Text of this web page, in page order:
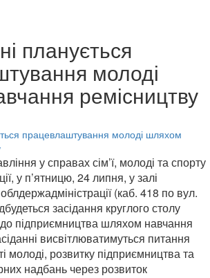
планується
молоді
ремісництву
у справах сім’ї, молоді та спорту
у п’ятницю, 24 липня, у залі
(каб. 418 по вул.
засідання круглого столу
підприємництва шляхом навчання
висвітлюватимуться питання
молоді, розвитку підприємництва та
надбань через розвиток